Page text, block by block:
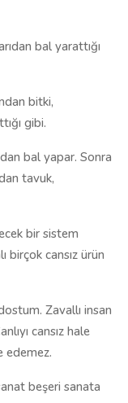
bal yarattığı
bitki,
gibi.
bal yapar. Sonra
tavuk,
bir sistem
birçok cansız ürün
Zavallı insan
cansız hale
edemez.
beşeri sanata